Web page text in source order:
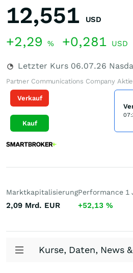
12,551 USD
+2,29 % +0,281 USD
Letzter Kurs 06.07.26
Partner Communications Company
Verkauf
Kauf
Marktkapitalisierung
2,09 Mrd. EUR
Performance 1
+52,13 %
Kurse, Daten, News